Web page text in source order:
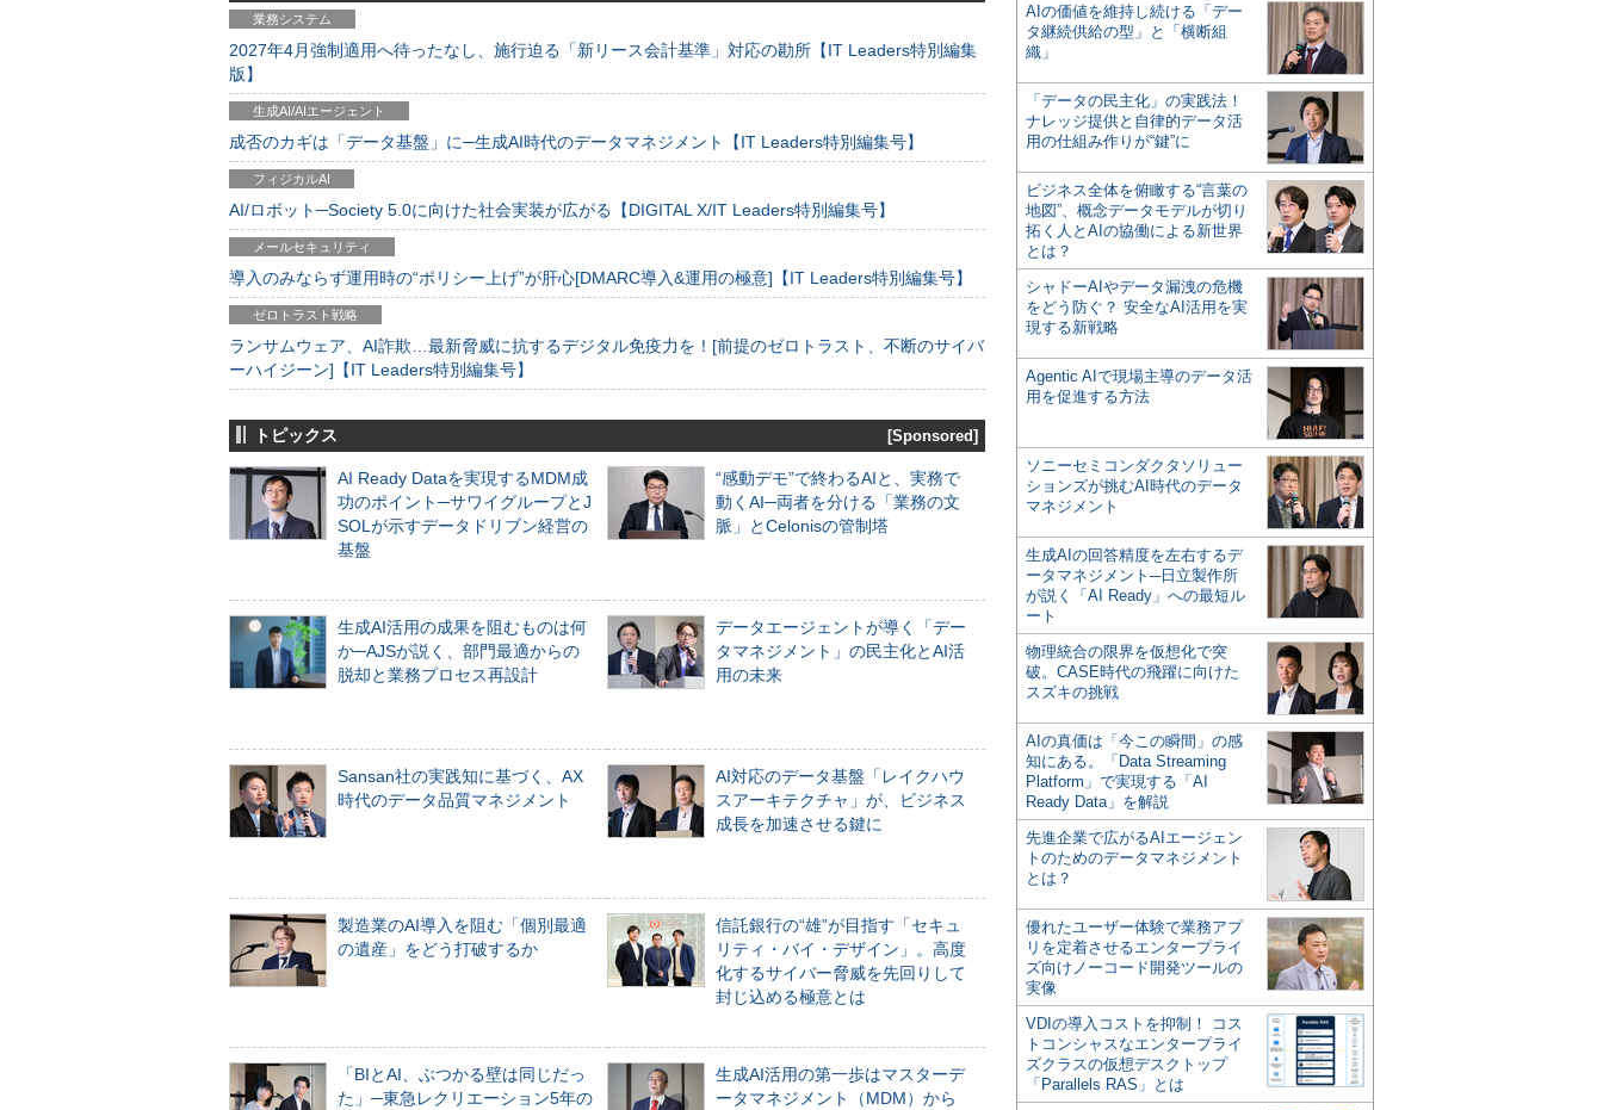
業務システム
2027年4月強制適用へ待ったなし、施行迫る「新リース会計基準」対応の勘所【IT Leaders特別編集
版】
生成AI/AIエージェント
成否のカギは「データ基盤」に─生成AI時代のデータマネジメント【IT Leaders特別編集号】
フィジカルAI
AI/ロボット─Society 5.0に向けた社会実装が広がる【DIGITAL X/IT Leaders特別編集号】
メールセキュリティ
導入のみならず運用時の“ポリシー上げ”が肝心[DMARC導入&運用の極意]【IT Leaders特別編集号】
ゼロトラスト戦略
ランサムウェア、AI詐欺…最新脅威に抗するデジタル免疫力を！[前提のゼロトラスト、不断のサイバ
ーハイジーン]【IT Leaders特別編集号】
トピックス [Sponsored]
AI Ready Dataを実現するMDM成
功のポイント─サワイグループとJ
SOLが示すデータドリブン経営の
基盤
“感動デモ”で終わるAIと、実務で
動くAI─両者を分ける「業務の文
脈」とCelonisの管制塔
生成AI活用の成果を阻むものは何
か─AJSが説く、部門最適からの
脱却と業務プロセス再設計
データエージェントが導く「デー
タマネジメント」の民主化とAI活
用の未来
Sansan社の実践知に基づく、AX
時代のデータ品質マネジメント
AI対応のデータ基盤「レイクハウ
スアーキテクチャ」が、ビジネス
成長を加速させる鍵に
製造業のAI導入を阻む「個別最適
の遺産」をどう打破するか
信託銀行の“雄”が目指す「セキュ
リティ・バイ・デザイン」。高度
化するサイバー脅威を先回りして
封じ込める極意とは
「BIとAI、ぶつかる壁は同じだっ
た」─東急レクリエーション5年の
生成AI活用の第一歩はマスターデ
ータマネジメント（MDM）から
AIの価値を維持し続ける「デー
タ継続供給の型」と「横断組
織」
「データの民主化」の実践法！
ナレッジ提供と自律的データ活
用の仕組み作りが“鍵”に
ビジネス全体を俯瞰する“言葉の
地図”、概念データモデルが切り
拓く人とAIの協働による新世界
とは？
シャドーAIやデータ漏洩の危機
をどう防ぐ？ 安全なAI活用を実
現する新戦略
Agentic AIで現場主導のデータ活
用を促進する方法
ソニーセミコンダクタソリュー
ションズが挑むAI時代のデータ
マネジメント
生成AIの回答精度を左右するデ
ータマネジメント─日立製作所
が説く「AI Ready」への最短ル
ート
物理統合の限界を仮想化で突
破。CASE時代の飛躍に向けた
スズキの挑戦
AIの真価は「今この瞬間」の感
知にある。「Data Streaming
Platform」で実現する「AI
Ready Data」を解説
先進企業で広がるAIエージェン
トのためのデータマネジメント
とは？
優れたユーザー体験で業務アプ
リを定着させるエンタープライ
ズ向けノーコード開発ツールの
実像
VDIの導入コストを抑制！ コス
トコンシャスなエンタープライ
ズクラスの仮想デスクトップ
「Parallels RAS」とは